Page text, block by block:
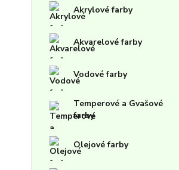
Akrylové farby
Akvarelové farby
Vodové farby
Temperové a Gvašové
farby
Olejové farby